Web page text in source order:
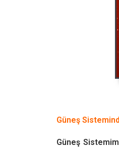
Güneş
Güneş